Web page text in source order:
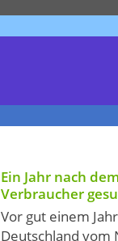
Ein Jahr nach
Verbraucher
Vor gut einem
Deutschland vom